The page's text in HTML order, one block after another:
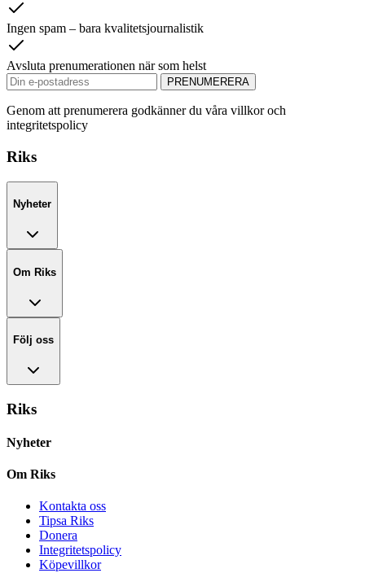
Ingen spam – bara kvalitetsjournalistik
Avsluta prenumerationen när som helst
PRENUMERERA
Genom att prenumerera godkänner du våra villkor och
integritetspolicy
Riks
Nyheter
Om Riks
Följ oss
Riks
Nyheter
Om Riks
Kontakta oss
Tipsa Riks
Donera
Integritetspolicy
Köpevillkor